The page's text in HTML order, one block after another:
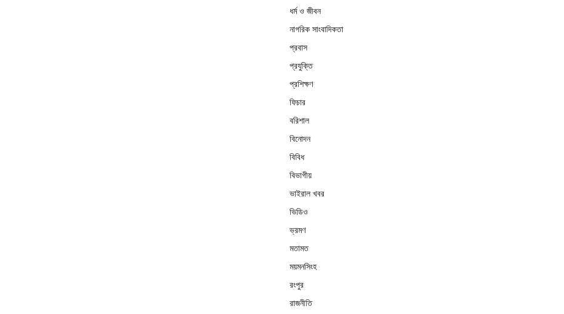
ধর্ম ও জীবন
নাগরিক সাংবাদিকতা
প্রবাস
প্রযুক্তি
প্রশিক্ষণ
ফিচার
বরিশাল
বিনোদন
বিবিধ
বিভাগীয়
ভাইরাল খবর
ভিডিও
ভ্রমণ
মতামত
ময়মনসিংহ
রংপুর
রাজনীতি